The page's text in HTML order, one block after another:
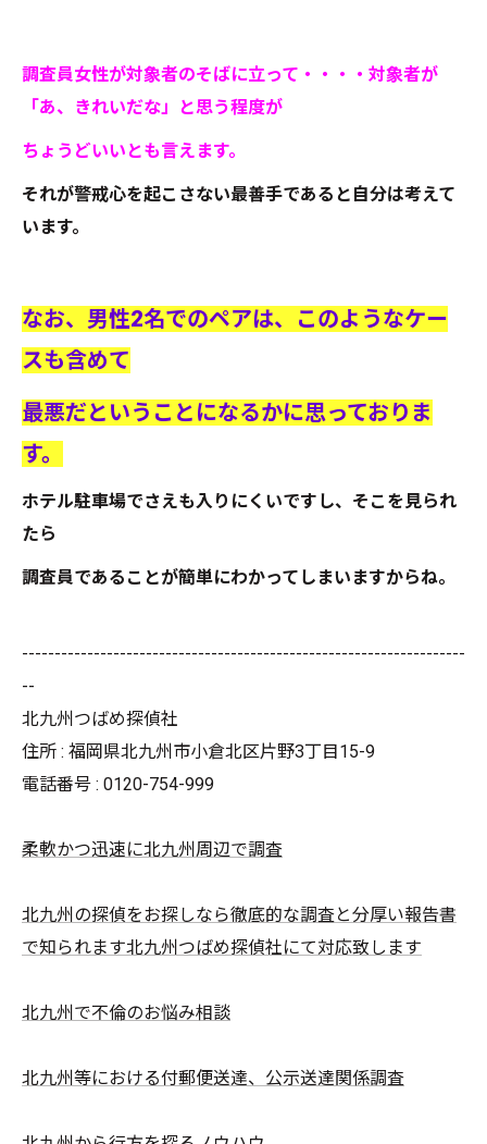
調査員女性が対象者のそばに立って・・・・対象者が
「あ、きれいだな」と思う程度が
ちょうどいいとも言えます。
それが警戒心を起こさない最善手であると自分は考えて
います。
なお、男性2名でのペアは、このようなケー
スも含めて
最悪だということになるかに思っておりま
す。
ホテル駐車場でさえも入りにくいですし、そこを見られ
たら
調査員であることが簡単にわかってしまいますからね。
--------------------------------------------------------------------
--
北九州つばめ探偵社
住所 : 福岡県北九州市小倉北区片野3丁目15-9
電話番号 : 0120-754-999
柔軟かつ迅速に北九州周辺で調査
北九州の探偵をお探しなら徹底的な調査と分厚い報告書
で知られます北九州つばめ探偵社にて対応致します
北九州で不倫のお悩み相談
北九州等における付郵便送達、公示送達関係調査